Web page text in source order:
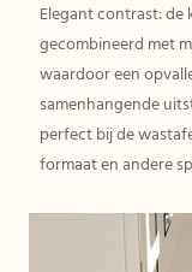
Elegant contrast:
gecombineerd met
waardoor een
samenhangende
perfect bij de
formaat en andere